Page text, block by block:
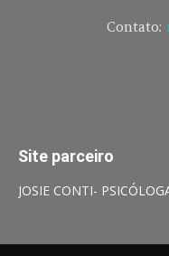
Contato:
Site parceiro
JOSIE CONTI-